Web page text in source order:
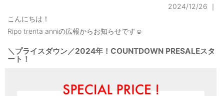
PANTS : パンツ
TOPS : トップス
T-SHIRT : Tシャツ
SHIRT : シャツ
2024/12/26 ｜
こんにちは！
Ripo trenta anniの広報からお知らせです☺
＼プライスダウン／2024年！COUNTDOWN PRESALEスタ
ート！